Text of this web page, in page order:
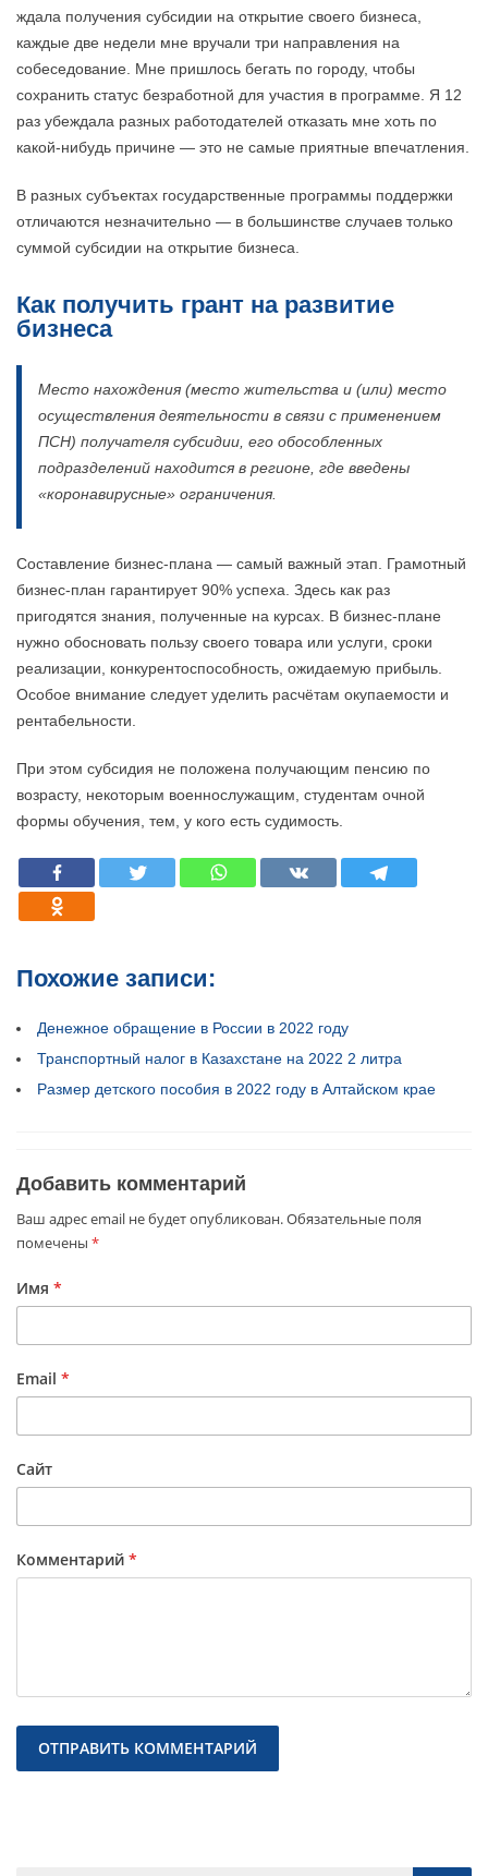
ждала получения субсидии на открытие своего бизнеса,
каждые две недели мне вручали три направления на
собеседование. Мне пришлось бегать по городу, чтобы
сохранить статус безработной для участия в программе. Я 12
раз убеждала разных работодателей отказать мне хоть по
какой-нибудь причине — это не самые приятные впечатления.
В разных субъектах государственные программы поддержки
отличаются незначительно — в большинстве случаев только
суммой субсидии на открытие бизнеса.
Как получить грант на развитие
бизнеса
Место нахождения (место жительства и (или) место
осуществления деятельности в связи с применением
ПСН) получателя субсидии, его обособленных
подразделений находится в регионе, где введены
«коронавирусные» ограничения.
Составление бизнес-плана — самый важный этап. Грамотный
бизнес-план гарантирует 90% успеха. Здесь как раз
пригодятся знания, полученные на курсах. В бизнес-плане
нужно обосновать пользу своего товара или услуги, сроки
реализации, конкурентоспособность, ожидаемую прибыль.
Особое внимание следует уделить расчётам окупаемости и
рентабельности.
При этом субсидия не положена получающим пенсию по
возрасту, некоторым военнослужащим, студентам очной
формы обучения, тем, у кого есть судимость.
Похожие записи:
Денежное обращение в России в 2022 году
Транспортный налог в Казахстане на 2022 2 литра
Размер детского пособия в 2022 году в Алтайском крае
Добавить комментарий
Ваш адрес email не будет опубликован.Обязательные поля
помечены *
Имя *
Email *
Сайт
Комментарий *